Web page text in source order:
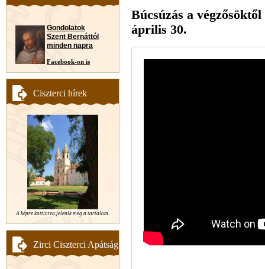
Gondolatok
Szent Bernáttól
minden napra
Facebook-on is
Ciszterci hírek
A képre kattintva jelenik meg a tartalom.
Zirci Ciszterci Apátság
Búcsúzás a
április 30.